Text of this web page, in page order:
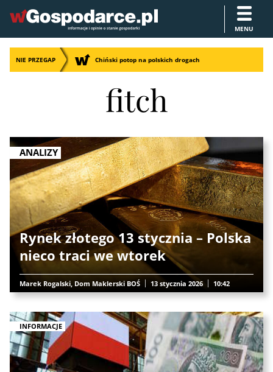
MENU
NIE PRZEGAP Chiński potop na polskich drogach
fitch
ANALIZY
Rynek złotego 13 stycznia – Polska
nieco traci we wtorek
Marek Rogalski, Dom Maklerski BOŚ 13 stycznia 2026 10:42
INFORMACJE